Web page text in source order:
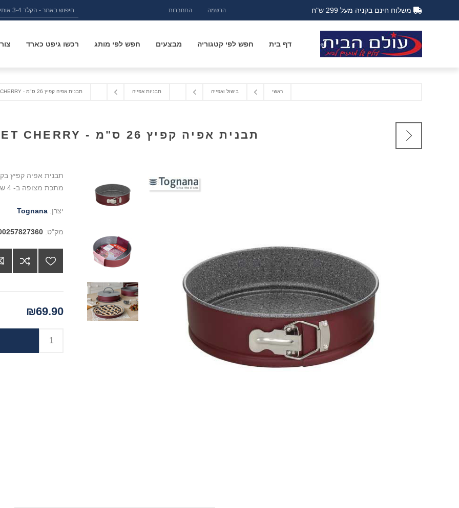
הרשמה התחברות משלוח חינם בקניה מעל 299 ש"ח
דף בית חפש לפי קטגוריה מבצעים חפש לפי מותג רכשו גיפט כארד
ראשי בישול ואפייה תבניות אפייה תבנית אפיה קפיץ 26 ס"מ - SWEET CHERRY
תבנית אפיה קפיץ 26 ס"מ - SWEET CHERRY
מתכת מצופה ב- 4 שכבות ציפוי דמוי גרניט שאינו נדבק ומיוצרת ע"י Tognana איטליה
יצרן: Tognana
מק"ט:
₪69.90